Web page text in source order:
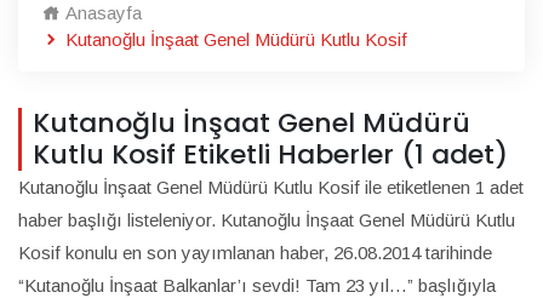
Anasayfa
Kutanoğlu İnşaat Genel Müdürü Kutlu Kosif
Kutanoğlu İnşaat Genel Müdürü
Kutlu Kosif Etiketli Haberler (1 adet)
Kutanoğlu İnşaat Genel Müdürü Kutlu Kosif ile etiketlenen 1 adet
haber başlığı listeleniyor. Kutanoğlu İnşaat Genel Müdürü Kutlu
Kosif konulu en son yayımlanan haber, 26.08.2014 tarihinde
“Kutanoğlu İnşaat Balkanlar’ı sevdi! Tam 23 yıl…” başlığıyla